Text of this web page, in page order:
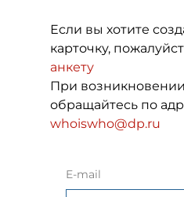
Если вы хотите
карточку,
анкету
При
обращайтесь по
whoiswho@dp.ru
E-mail